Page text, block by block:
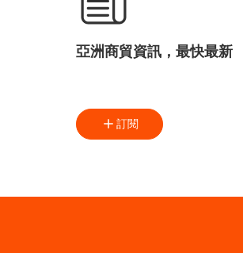
亞洲商貿資訊，最快最新
訂閱